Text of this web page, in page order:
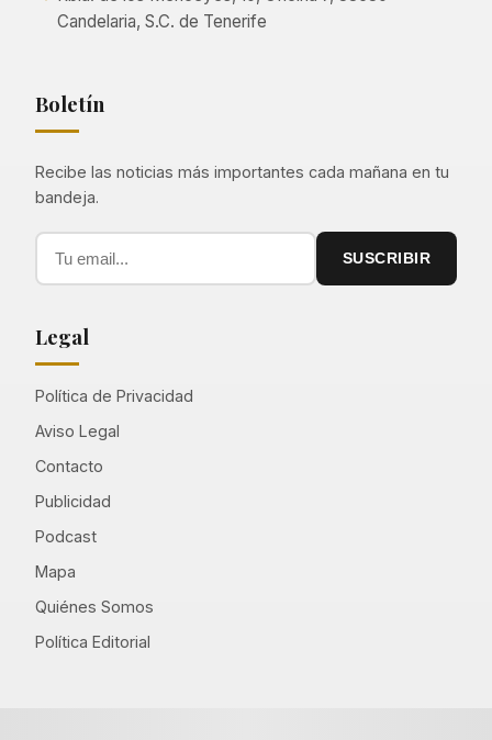
Candelaria, S.C. de Tenerife
Boletín
Recibe las noticias más importantes cada mañana en tu
bandeja.
SUSCRIBIR
Legal
Política de Privacidad
Aviso Legal
Contacto
Publicidad
Podcast
Mapa
Quiénes Somos
Política Editorial